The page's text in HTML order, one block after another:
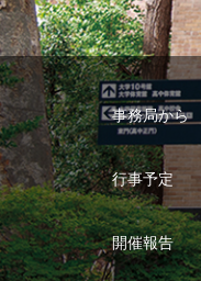
事務局から
行事予定
開催報告